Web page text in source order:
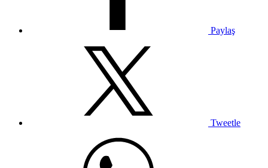
Paylaş
Tweetle